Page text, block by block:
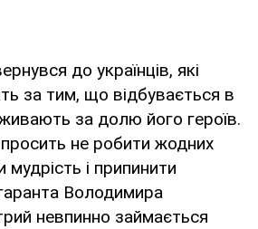
до українців, які
за тим, що відбувається в
за долю його героїв.
не робити жодних
і припинити
Володимира
невпинно займається